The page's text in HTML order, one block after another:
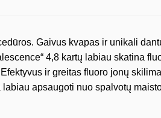
Gaivus kvapas ir unikali
4,8 kartų labiau skatina
ir greitas fluoro jonų
apsaugoti nuo spalvotų